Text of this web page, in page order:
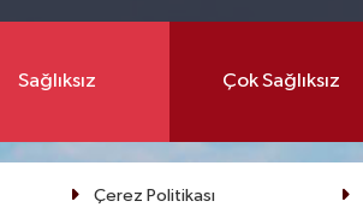
Sağlıksız Çok Sağlıksız
Çerez Politikası